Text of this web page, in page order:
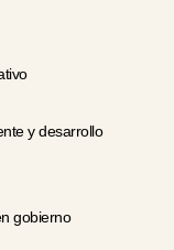
y desarrollo
gobierno